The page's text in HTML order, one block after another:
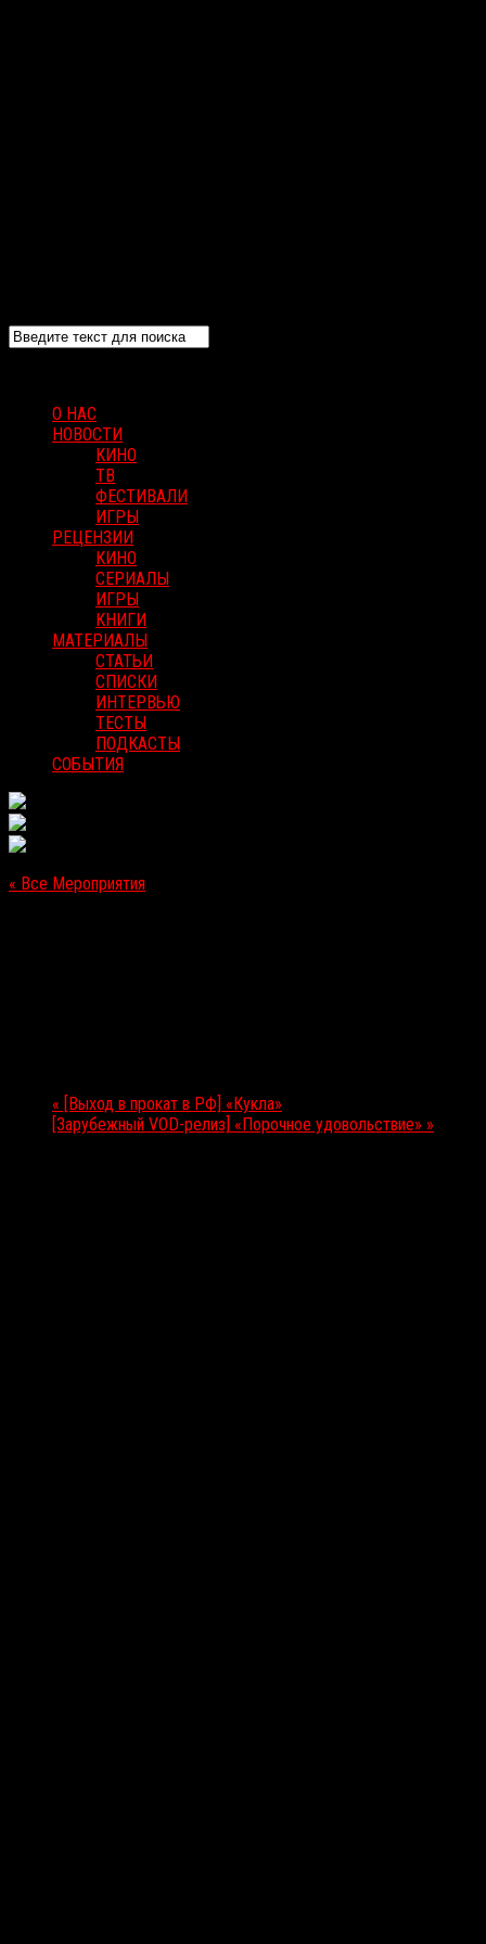
О НАС
НОВОСТИ
КИНО
ТВ
ФЕСТИВАЛИ
ИГРЫ
РЕЦЕНЗИИ
КИНО
СЕРИАЛЫ
ИГРЫ
КНИГИ
МАТЕРИАЛЫ
СТАТЬИ
СПИСКИ
ИНТЕРВЬЮ
ТЕСТЫ
ПОДКАСТЫ
СОБЫТИЯ
« Все Мероприятия
« [Выход в прокат в РФ] «Кукла»
[Зарубежный VOD-релиз] «Порочное удовольствие» »